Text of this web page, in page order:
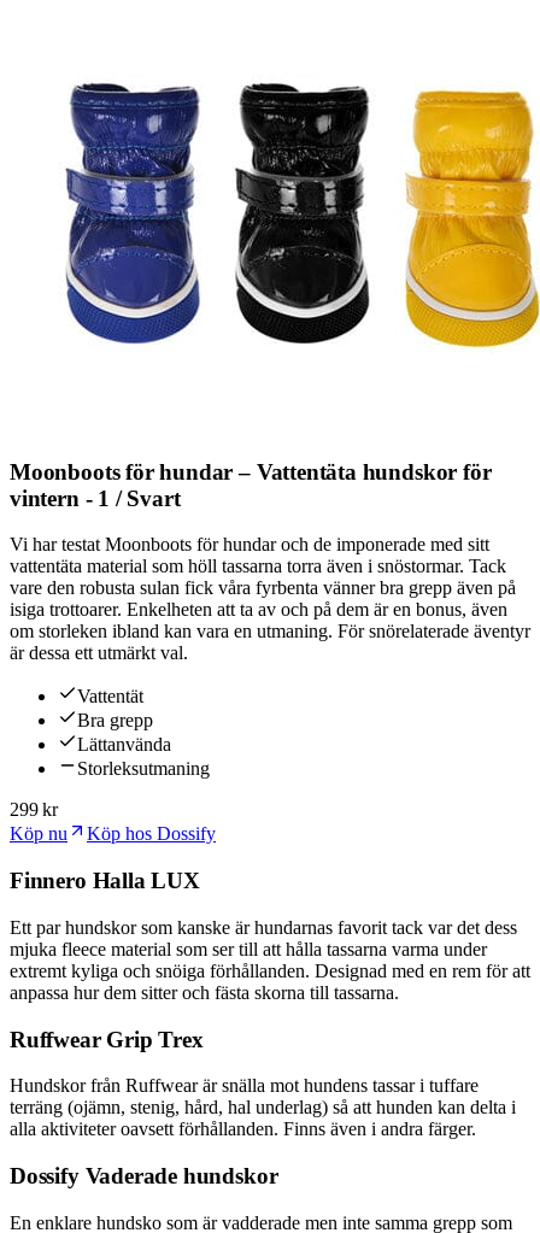
Moonboots för hundar – Vattentäta hundskor för
vintern - 1 / Svart
Vi har testat Moonboots för hundar och de imponerade med sitt
vattentäta material som höll tassarna torra även i snöstormar. Tack
vare den robusta sulan fick våra fyrbenta vänner bra grepp även på
isiga trottoarer. Enkelheten att ta av och på dem är en bonus, även
om storleken ibland kan vara en utmaning. För snörelaterade äventyr
är dessa ett utmärkt val.
Vattentät
Bra grepp
Lättanvända
Storleksutmaning
299 kr
Köp nu
Köp hos Dossify
Finnero Halla LUX
Ett par hundskor som kanske är hundarnas favorit tack var det dess
mjuka fleece material som ser till att hålla tassarna varma under
extremt kyliga och snöiga förhållanden. Designad med en rem för att
anpassa hur dem sitter och fästa skorna till tassarna.
Ruffwear Grip Trex
Hundskor från Ruffwear är snälla mot hundens tassar i tuffare
terräng (ojämn, stenig, hård, hal underlag) så att hunden kan delta i
alla aktiviteter oavsett förhållanden. Finns även i andra färger.
Dossify Vaderade hundskor
En enklare hundsko som är vadderade men inte samma grepp som